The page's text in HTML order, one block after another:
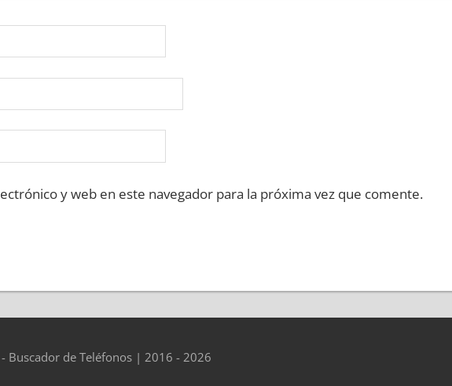
y web en este navegador para la próxima vez que comente.
Buscador de Teléfonos | 2016 - 2026